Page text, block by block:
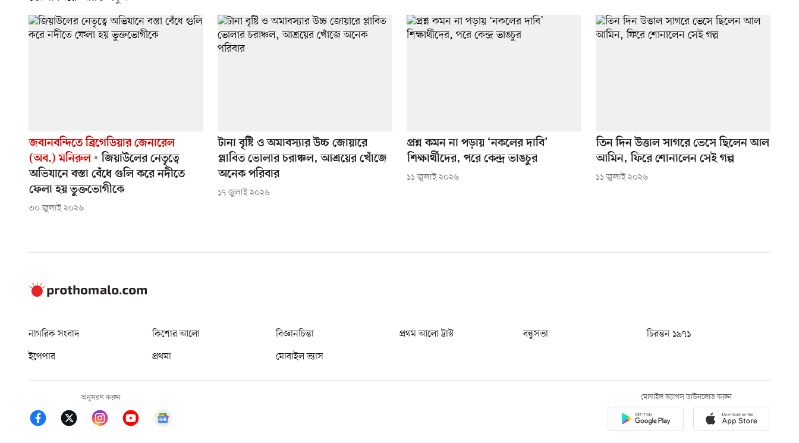
জবানবন্দিতে ব্রিগেডিয়ার জেনারেল
(অব.) মনিরুল
জিয়াউলের নেতৃত্বে
অভিযানে বস্তা বেঁধে গুলি করে নদীতে
ফেলা হয় ভুক্তভোগীকে
৩০ জুলাই ২০২৬
টানা বৃষ্টি ও অমাবস্যার উচ্চ জোয়ারে
প্লাবিত ভোলার চরাঞ্চল, আশ্রয়ের খোঁজে
অনেক পরিবার
১৭ জুলাই ২০২৬
প্রশ্ন কমন না পড়ায় ‘নকলের দাবি’
শিক্ষার্থীদের, পরে কেন্দ্র ভাঙচুর
১১ জুলাই ২০২৬
তিন দিন উত্তাল সাগরে ভেসে ছিলেন আল
আমিন, ফিরে শোনালেন সেই গল্প
১১ জুলাই ২০২৬
নাগরিক সংবাদ কিশোর আলো বিজ্ঞানচিন্তা প্রথম আলো ট্রাস্ট বন্ধুসভা
চিরন্তন ১৯৭১
ইপেপার
প্রথমা মোবাইল ভ্যাস
অনুসরণ করুন মোবাইল অ্যাপস ডাউনলোড করুন